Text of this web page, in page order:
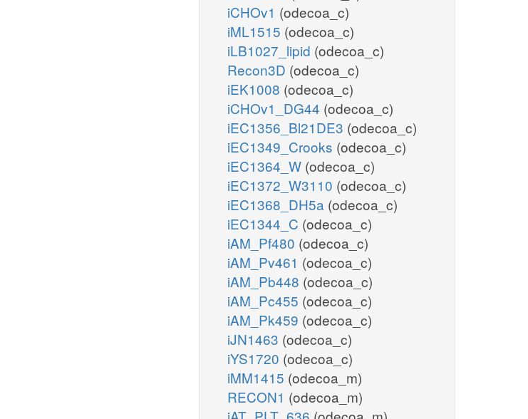
iCHOv1 (odecoa_c)
iML1515 (odecoa_c)
iLB1027_lipid (odecoa_c)
Recon3D (odecoa_c)
iEK1008 (odecoa_c)
iCHOv1_DG44 (odecoa_c)
iEC1356_Bl21DE3 (odecoa_c)
iEC1349_Crooks (odecoa_c)
iEC1364_W (odecoa_c)
iEC1372_W3110 (odecoa_c)
iEC1368_DH5a (odecoa_c)
iEC1344_C (odecoa_c)
iAM_Pf480 (odecoa_c)
iAM_Pv461 (odecoa_c)
iAM_Pb448 (odecoa_c)
iAM_Pc455 (odecoa_c)
iAM_Pk459 (odecoa_c)
iJN1463 (odecoa_c)
iYS1720 (odecoa_c)
iMM1415 (odecoa_m)
RECON1 (odecoa_m)